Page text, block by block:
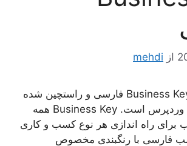
از mehdi
قالب وردپرس Business Key فارسی و راستچین شده
توسط تیم میهن وردپرس است. Business Key همه
برای راه اندازی هر نوع کسب و کاری
فارسی با رنگبندی مخصوص